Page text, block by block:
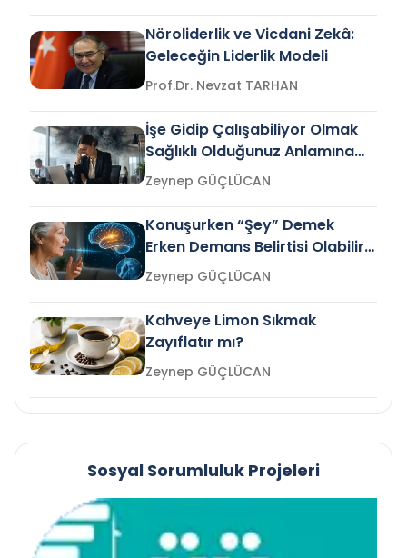
Nöroliderlik ve Vicdani Zekâ:
Geleceğin Liderlik Modeli
Prof.Dr. Nevzat TARHAN
İşe Gidip Çalışabiliyor Olmak
Sağlıklı Olduğunuz Anlamına
Gelir mi?Zeynep GÜÇLÜCAN
Konuşurken “Şey” Demek
Erken Demans Belirtisi Olabilir
mi?
Zeynep GÜÇLÜCAN
Kahveye Limon Sıkmak
Zayıflatır mı?
Zeynep GÜÇLÜCAN
Sosyal Sorumluluk Projeleri